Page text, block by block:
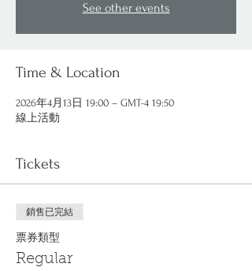
See other events
Time & Location
2026年4月13日 19:00 – GMT-4 19:50
線上活動
Tickets
銷售已完結
票券類型
Regular